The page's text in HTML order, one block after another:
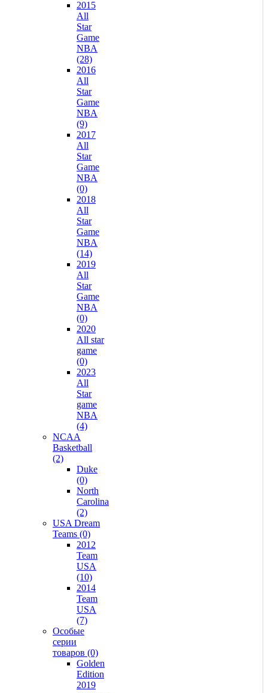
2015
All
Star
Game
NBA
(28)
2016
All
Star
Game
NBA
(9)
2017
All
Star
Game
NBA
(0)
2018
All
Star
Game
NBA
(14)
2019
All
Star
Game
NBA
(0)
2020
All star
game
(0)
2023
All
Star
game
NBA
(4)
NCAA
Basketball
(2)
Duke
(0)
North
Carolina
(2)
USA Dream
Teams (0)
2012
Team
USA
(10)
2014
Team
USA
(7)
Особые
серии
товаров (0)
Golden
Edition
2019